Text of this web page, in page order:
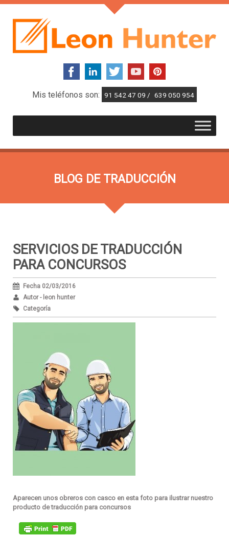
Mis teléfonos son: 91 542 47 09 / 639 050 954
BLOG DE TRADUCCIÓN
SERVICIOS DE TRADUCCIÓN
PARA CONCURSOS
Fecha 02/03/2016
Autor - leon hunter
Categoría
Aparecen unos obreros con casco en esta foto para ilustrar nuestro
producto de traducción para concursos